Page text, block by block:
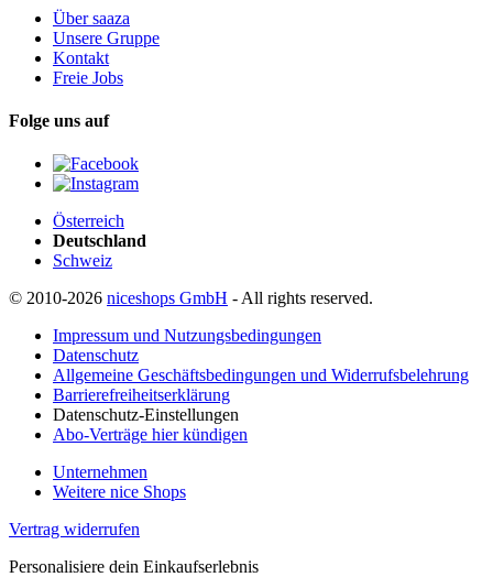
Über saaza
Unsere Gruppe
Kontakt
Freie Jobs
Folge uns auf
Österreich
Deutschland
Schweiz
© 2010-2026 niceshops GmbH - All rights reserved.
Impressum und Nutzungsbedingungen
Datenschutz
Allgemeine Geschäftsbedingungen und Widerrufsbelehrung
Barrierefreiheitserklärung
Datenschutz-Einstellungen
Abo-Verträge hier kündigen
Unternehmen
Weitere nice Shops
Vertrag widerrufen
Personalisiere dein Einkaufserlebnis